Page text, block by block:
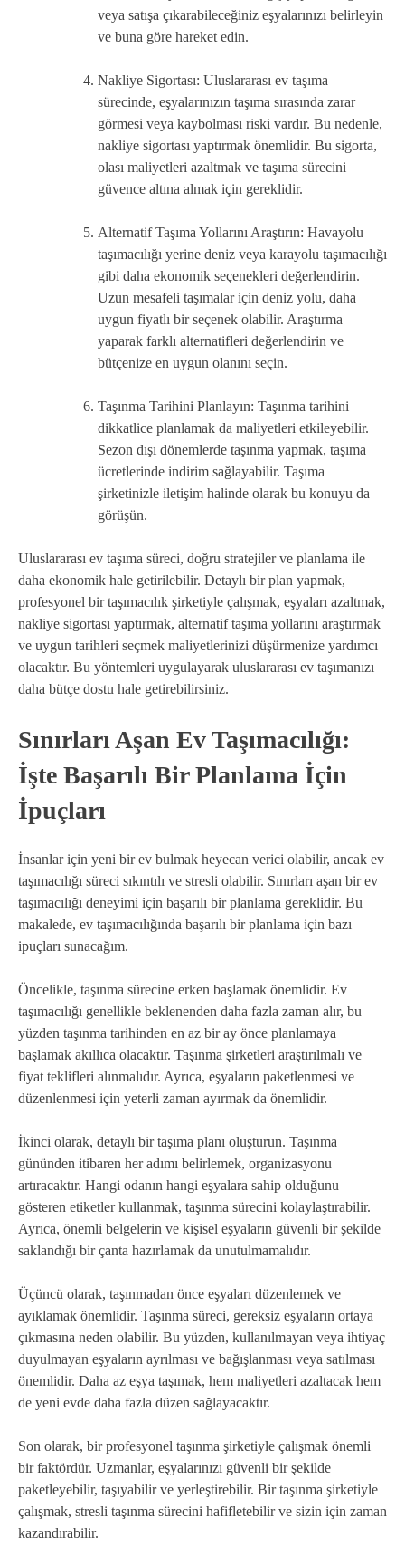
veya satışa çıkarabileceğiniz eşyalarınızı belirleyin
ve buna göre hareket edin.
Nakliye Sigortası: Uluslararası ev taşıma
sürecinde, eşyalarınızın taşıma sırasında zarar
görmesi veya kaybolması riski vardır. Bu nedenle,
nakliye sigortası yaptırmak önemlidir. Bu sigorta,
olası maliyetleri azaltmak ve taşıma sürecini
güvence altına almak için gereklidir.
Alternatif Taşıma Yollarını Araştırın: Havayolu
taşımacılığı yerine deniz veya karayolu taşımacılığı
gibi daha ekonomik seçenekleri değerlendirin.
Uzun mesafeli taşımalar için deniz yolu, daha
uygun fiyatlı bir seçenek olabilir. Araştırma
yaparak farklı alternatifleri değerlendirin ve
bütçenize en uygun olanını seçin.
Taşınma Tarihini Planlayın: Taşınma tarihini
dikkatlice planlamak da maliyetleri etkileyebilir.
Sezon dışı dönemlerde taşınma yapmak, taşıma
ücretlerinde indirim sağlayabilir. Taşıma
şirketinizle iletişim halinde olarak bu konuyu da
görüşün.
Uluslararası ev taşıma süreci, doğru stratejiler ve planlama ile
daha ekonomik hale getirilebilir. Detaylı bir plan yapmak,
profesyonel bir taşımacılık şirketiyle çalışmak, eşyaları azaltmak,
nakliye sigortası yaptırmak, alternatif taşıma yollarını araştırmak
ve uygun tarihleri seçmek maliyetlerinizi düşürmenize yardımcı
olacaktır. Bu yöntemleri uygulayarak uluslararası ev taşımanızı
daha bütçe dostu hale getirebilirsiniz.
Sınırları Aşan Ev Taşımacılığı:
İşte Başarılı Bir Planlama İçin
İpuçları
İnsanlar için yeni bir ev bulmak heyecan verici olabilir, ancak ev
taşımacılığı süreci sıkıntılı ve stresli olabilir. Sınırları aşan bir ev
taşımacılığı deneyimi için başarılı bir planlama gereklidir. Bu
makalede, ev taşımacılığında başarılı bir planlama için bazı
ipuçları sunacağım.
Öncelikle, taşınma sürecine erken başlamak önemlidir. Ev
taşımacılığı genellikle beklenenden daha fazla zaman alır, bu
yüzden taşınma tarihinden en az bir ay önce planlamaya
başlamak akıllıca olacaktır. Taşınma şirketleri araştırılmalı ve
fiyat teklifleri alınmalıdır. Ayrıca, eşyaların paketlenmesi ve
düzenlenmesi için yeterli zaman ayırmak da önemlidir.
İkinci olarak, detaylı bir taşıma planı oluşturun. Taşınma
gününden itibaren her adımı belirlemek, organizasyonu
artıracaktır. Hangi odanın hangi eşyalara sahip olduğunu
gösteren etiketler kullanmak, taşınma sürecini kolaylaştırabilir.
Ayrıca, önemli belgelerin ve kişisel eşyaların güvenli bir şekilde
saklandığı bir çanta hazırlamak da unutulmamalıdır.
Üçüncü olarak, taşınmadan önce eşyaları düzenlemek ve
ayıklamak önemlidir. Taşınma süreci, gereksiz eşyaların ortaya
çıkmasına neden olabilir. Bu yüzden, kullanılmayan veya ihtiyaç
duyulmayan eşyaların ayrılması ve bağışlanması veya satılması
önemlidir. Daha az eşya taşımak, hem maliyetleri azaltacak hem
de yeni evde daha fazla düzen sağlayacaktır.
Son olarak, bir profesyonel taşınma şirketiyle çalışmak önemli
bir faktördür. Uzmanlar, eşyalarınızı güvenli bir şekilde
paketleyebilir, taşıyabilir ve yerleştirebilir. Bir taşınma şirketiyle
çalışmak, stresli taşınma sürecini hafifletebilir ve sizin için zaman
kazandırabilir.